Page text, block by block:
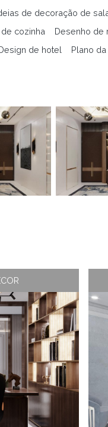
de decoração de
cozinha Desenho de
de hotel Plano